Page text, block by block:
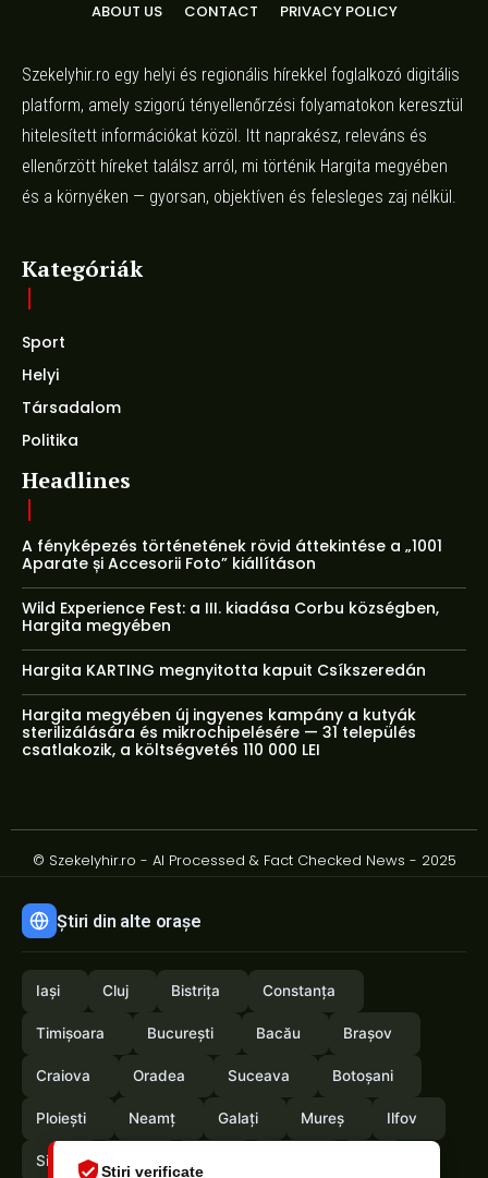
Știri verificate
ABOUT US CONTACT PRIVACY POLICY
Szekelyhir.ro egy helyi és regionális hírekkel foglalkozó digitális
platform, amely szigorú tényellenőrzési folyamatokon keresztül
hitelesített információkat közöl. Itt naprakész, releváns és
ellenőrzött híreket találsz arról, mi történik Hargita megyében
és a környéken — gyorsan, objektíven és felesleges zaj nélkül.
Kategóriák
Sport
Helyi
Társadalom
Politika
Headlines
A fényképezés történetének rövid áttekintése a „1001
Aparate și Accesorii Foto” kiállításon
Wild Experience Fest: a III. kiadása Corbu községben,
Hargita megyében
Hargita KARTING megnyitotta kapuit Csíkszeredán
Hargita megyében új ingyenes kampány a kutyák
sterilizálására és mikrochipelésére — 31 település
csatlakozik, a költségvetés 110 000 LEI
© Szekelyhir.ro - AI Processed & Fact Checked News - 2025
Știri din alte orașe
Iași Cluj Bistrița Constanța
Timișoara București Bacău Brașov
Craiova Oradea Suceava Botoșani
Ploiești Neamț Galați Mureș Ilfov
Sibiu